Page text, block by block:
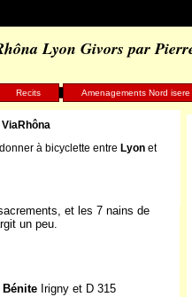
Lyon Givors par
Recits Amenagements Nord isere
et les 7 nains de
un peu.
Bénite Irigny et D 315
à bicyclette entre Lyon et